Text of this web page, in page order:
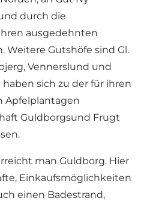
durch die
ausgedehnten
Weitere Gutshöfe sind Gl.
Vennerslund und
haben sich zu der für ihren
Apfelplantagen
Guldborgsund Frugt
man Guldborg. Hier
Einkaufsmöglichkeiten
einen Badestrand,